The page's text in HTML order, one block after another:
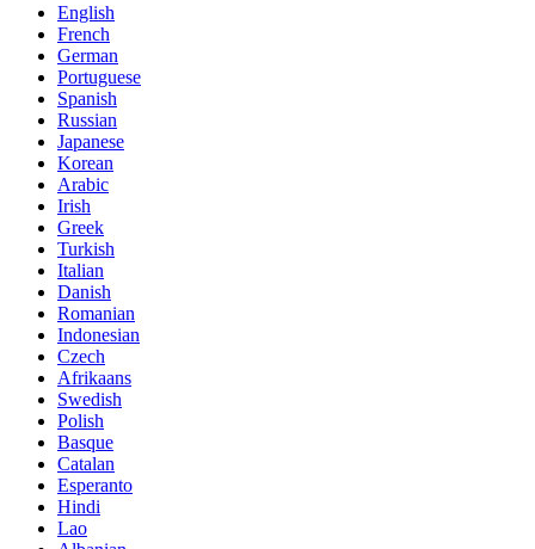
English
French
German
Portuguese
Spanish
Russian
Japanese
Korean
Arabic
Irish
Greek
Turkish
Italian
Danish
Romanian
Indonesian
Czech
Afrikaans
Swedish
Polish
Basque
Catalan
Esperanto
Hindi
Lao